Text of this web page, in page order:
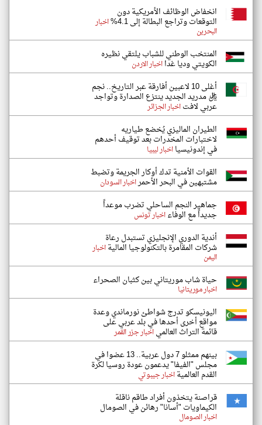
انخفاض الوظائف الأمريكية دون
التوقعات وتراجع البطالة إلى 4.1% اخبار
البحرين
المنتخب الوطني للشباب يلتقي نظيره
الكويتي وديا غدااخبار الاردن
أغلى 10 لاعبين أفارقة عبر التاريخ.. نجم
ريال مدريد الجديد ينتزع الصدارة وتواجد
عربي لافتاخبار الجزائر
الطيران الماليزي يُخضع طياريه
لاختبارات المخدرات بعد توقيف أحدهم
في إندونيسيااخبار ليبيا
القوات الأمنية تدك أوكار الجريمة وتضبط
مشتبهين في البحر الأحمراخبار السودان
جماهير النجم الساحلي تضرب موعداً
جديداً مع الوفاءاخبار تونس
أندية الدوري الإنجليزي تستبدل رعاة
شركات المقامرة بالتكنولوجيا الماليةاخبار
اليمن
حياة شاب موريتاني بين كثبان الصحراء
اخبار موريتانيا
اليونيسكو تدرج شواطئ نورماندي وعدة
مواقع أخرى أحدها في بلد عربي على
قائمة التراث العالمياخبار جزر القمر
بينهم ممثلو 7 دول عربية.. 13 عضوا في
مجلس "الفيفا" يدعمون عودة روسيا لكرة
القدم العالميةاخبار جيبوتي
قراصنة يتخذون أفراد طاقم ناقلة
الكيماويات "أسانا" رهائن في الصومال
اخبار الصومال